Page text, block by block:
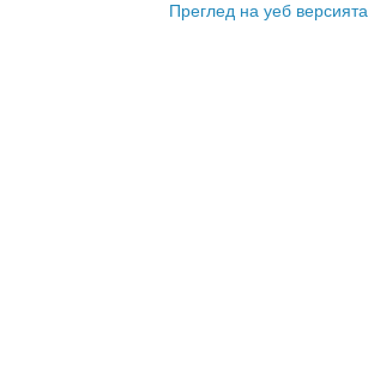
Преглед на уеб версията